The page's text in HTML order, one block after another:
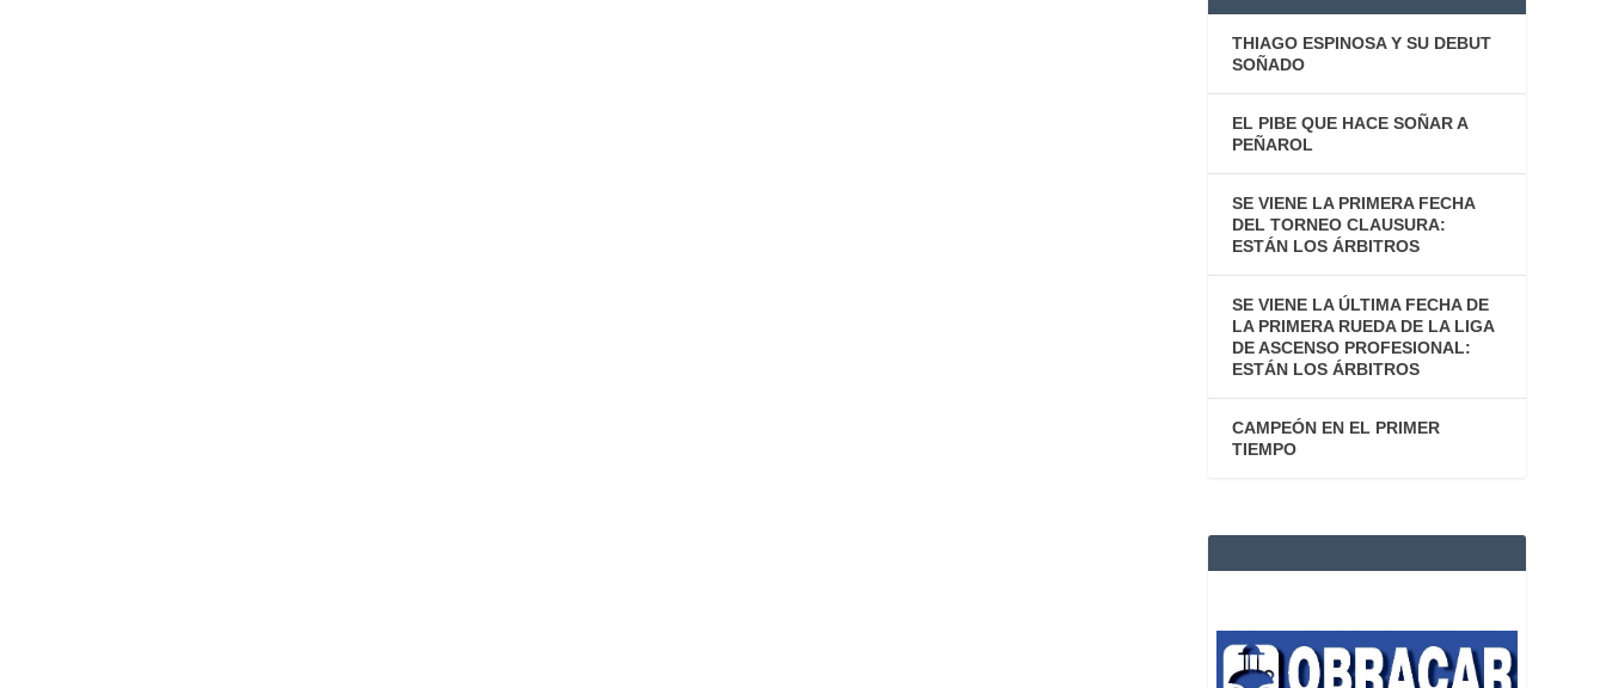
THIAGO ESPINOSA Y SU DEBUT
SOÑADO
EL PIBE QUE HACE SOÑAR A
PEÑAROL
SE VIENE LA PRIMERA FECHA
DEL TORNEO CLAUSURA:
ESTÁN LOS ÁRBITROS
SE VIENE LA ÚLTIMA FECHA DE
LA PRIMERA RUEDA DE LA LIGA
DE ASCENSO PROFESIONAL:
ESTÁN LOS ÁRBITROS
CAMPEÓN EN EL PRIMER
TIEMPO